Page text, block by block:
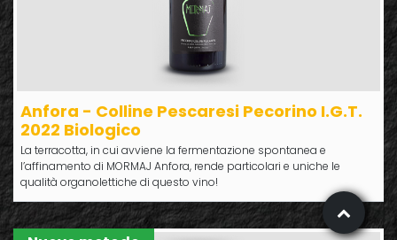
Anfora - Colline Pescaresi Pecorino I.G.T.
2022 Biologico
La terracotta, in cui avviene la fermentazione spontanea e
l’affinamento di MORMAJ Anfora, rende particolari e uniche le
qualità organolettiche di questo vino!